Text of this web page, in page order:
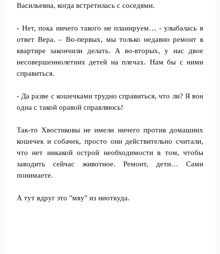
Васильевна, когда встретилась с соседями.
- Нет, пока ничего такого не планируем… - улыбалась в
ответ Вера. – Во-первых, мы только недавно ремонт в
квартире закончили делать. А во-вторых, у нас двое
несовершеннолетних детей на плечах. Нам бы с ними
справиться.
- Да разве с кошечками трудно справиться, что ли? Я вон
одна с такой оравой справляюсь!
Так-то Хвостиковы не имели ничего против домашних
кошечек и собачек, просто они действительно считали,
что нет никакой острой необходимости в том, чтобы
заводить сейчас животное. Ремонт, дети… Сами
понимаете.
А тут вдруг это "мяу" из ниоткуда.